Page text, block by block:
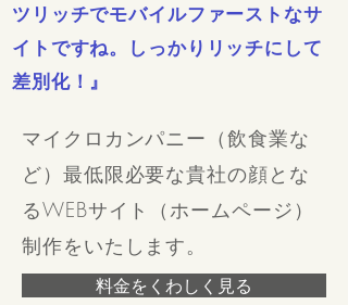
ツリッチでモバイルファーストなサ
イトですね。しっかりリッチにして
差別化！』
マイクロカンパニー（飲食業な
ど）最低限必要な貴社の顔とな
るWEBサイト（ホームページ）
制作をいたします。
料金をくわしく見る